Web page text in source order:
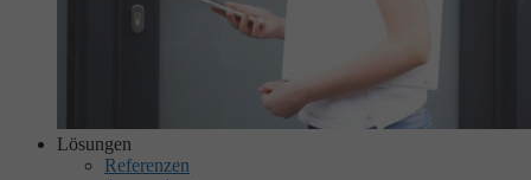
Lösungen
Referenzen